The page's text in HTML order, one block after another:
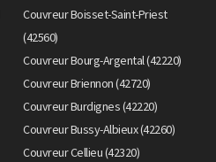
Couvreur Boisset-Saint-Priest
(42560)
Couvreur Bourg-Argental (42220)
Couvreur Briennon (42720)
Couvreur Burdignes (42220)
Couvreur Bussy-Albieux (42260)
Couvreur Cellieu (42320)